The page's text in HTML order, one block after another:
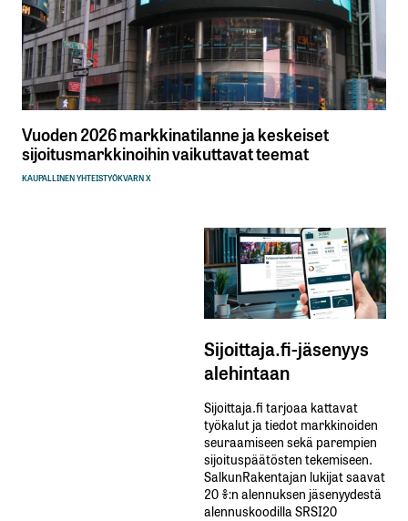
Vuoden 2026 markkinatilanne ja keskeiset
sijoitusmarkkinoihin vaikuttavat teemat
KAUPALLINEN YHTEISTYÖKVARN X
Sijoittaja.fi-jäsenyys
alehintaan
Sijoittaja.fi tarjoaa kattavat
työkalut ja tiedot markkinoiden
seuraamiseen sekä parempien
sijoituspäätösten tekemiseen.
SalkunRakentajan lukijat saavat
20 %:n alennuksen jäsenyydestä
alennuskoodilla SRSI20